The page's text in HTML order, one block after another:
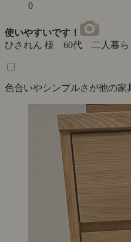
0
使いやすいです！
ひされん 様 60代 二人暮ら
色合いやシンプルさが他の家